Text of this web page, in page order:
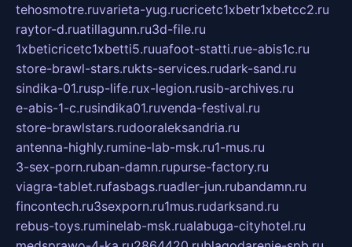
tehosmotre.ruvarieta-yug.rucricetc1xbetr1xbetcc2.ru
raytor-d.ruatillagunn.ru3d-file.ru
1xbeticricetc1xbetti5.ruuafoot-statti.rue-abis1c.ru
store-brawl-stars.rukts-services.rudark-sand.ru
sindika-01.rusp-life.rux-legion.rusib-archives.ru
e-abis-1-c.rusindika01.ruvenda-festival.ru
store-brawlstars.rudooraleksandria.ru
antenna-highly.rumine-lab-msk.ru1-mus.ru
3-sex-porn.ruban-damn.rupurse-factory.ru
viagra-tablet.rufasbags.ruadler-jun.rubandamn.ru
fincontech.ru3sexporn.ru1mus.rudarksand.ru
rebus-toys.ruminelab-msk.rualabuga-cityhotel.ru